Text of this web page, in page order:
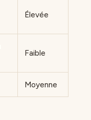
Élevée
Faible
Moyenne